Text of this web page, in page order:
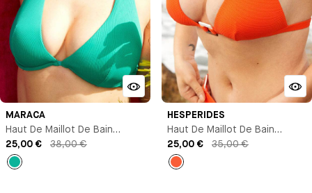
MARACA
Haut De Maillot De Bain
Triangle Avec Armature
25,00 € 38,00 €
HESPERIDES
Haut De Maillot De Bain
Triangle
25,00 € 35,00 €